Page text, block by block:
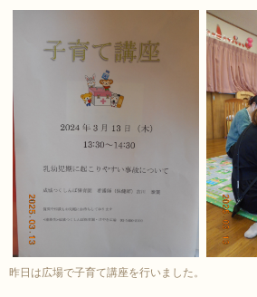
昨日は広場で子育て講座を行いました。